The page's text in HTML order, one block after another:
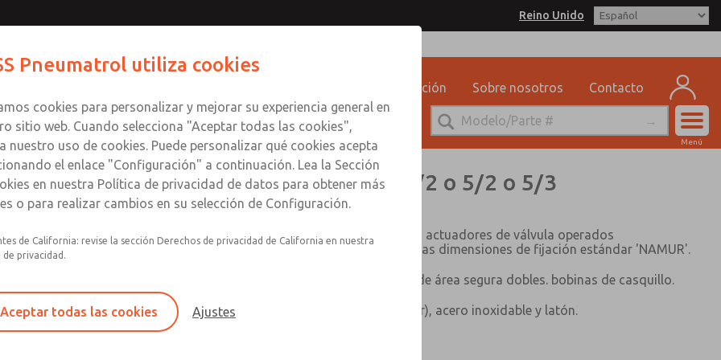
Reino Unido
Capacitación Sobre nosotros Contacto
Menú
serie tipo T45, con puerto de 1/2", 3/2 o 5/2 o 5/3
Válvula solenoide diseñada para montaje directo en actuadores de válvula operados
neumáticamente de 1/4 de vuelta que cumplan con las dimensiones de fijación estándar 'NAMUR'.
La válvula se ilustra con un conector y un conector de área segura dobles. bobinas de casquillo.
Material del cuerpo disponible en aluminio (estándar), acero inoxidable y latón.
2", 3/2 o
Pneumatrol utiliza cookies
cookies para personalizar y mejorar su experiencia general en
sitio web. Cuando selecciona "Aceptar todas las cookies",
nuestro uso de cookies. Puede personalizar qué cookies acepta
el enlace "Configuración" a continuación. Lea la Sección
en nuestra Política de privacidad de datos para obtener más
o para realizar cambios en su selección de Configuración.
de California: revise la sección Derechos de privacidad de California en nuestra
de privacidad.
Aceptar todas las cookies Ajustes